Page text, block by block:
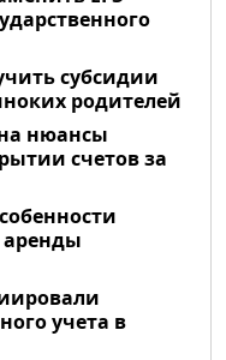
субсидии
родителей
нюансы
счетов за
аренды
учета в